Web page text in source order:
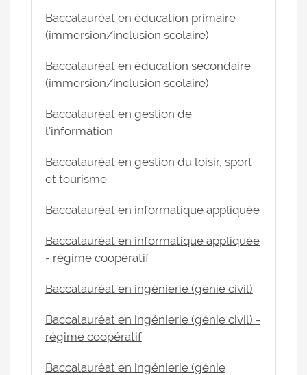
Baccalauréat en éducation primaire
(immersion/inclusion scolaire)
Baccalauréat en éducation secondaire
(immersion/inclusion scolaire)
Baccalauréat en gestion de
l'information
Baccalauréat en gestion du loisir, sport
et tourisme
Baccalauréat en informatique appliquée
Baccalauréat en informatique appliquée
- régime coopératif
Baccalauréat en ingénierie (génie civil)
Baccalauréat en ingénierie (génie civil) -
régime coopératif
Baccalauréat en ingénierie (génie